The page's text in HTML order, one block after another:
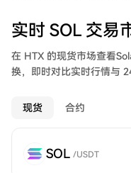
实时 SOL 交易
在 HTX 的现货市场查看
换，即时对比实时行情与
现货 合约
SOL /USDT